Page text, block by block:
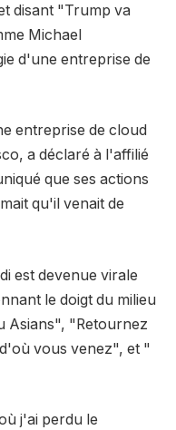
disant "Trump va
Michael
d'une entreprise de
entreprise de cloud
a déclaré à l'affilié
que ses actions
qu'il venait de
est devenue virale
le doigt du milieu
Asians", "Retournez
vous venez", et "
j'ai perdu le